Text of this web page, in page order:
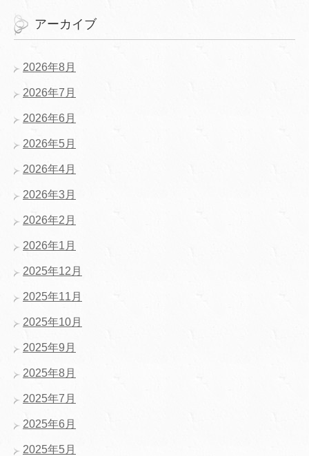
アーカイブ
2026年8月
2026年7月
2026年6月
2026年5月
2026年4月
2026年3月
2026年2月
2026年1月
2025年12月
2025年11月
2025年10月
2025年9月
2025年8月
2025年7月
2025年6月
2025年5月